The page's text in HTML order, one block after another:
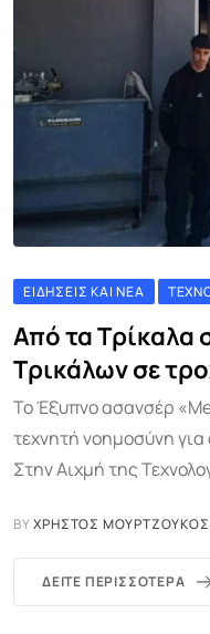
ΕΙΔΉΣΕΙΣ ΚΑΙ ΝΈΑ
Από τα Τρίκαλα
Τρικάλων σε
Το Έξυπνο ασανσέρ
τεχνητή νοημοσύνη
Στην Αιχμή της
BYΧΡΉΣΤΟΣ ΜΟΥΡΤΖΟΎΚΟΣ
ΔΕΊΤΕ ΠΕΡΙΣΣΌΤΕΡΑ